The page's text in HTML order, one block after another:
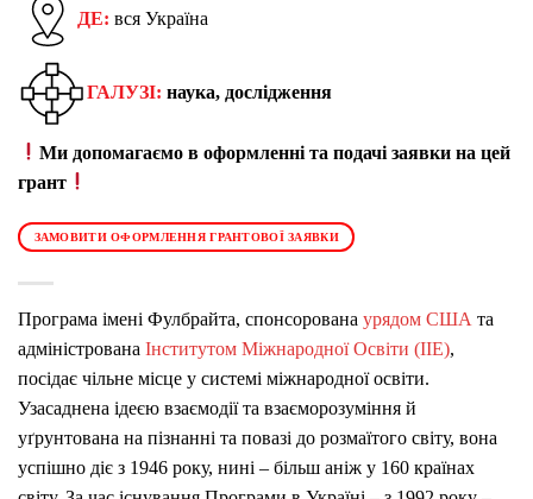
ДЕ: вся Україна
ГАЛУЗІ: наука, дослідження
Ми допомагаємо в оформленні та подачі заявки на цей
грант
ЗАМОВИТИ ОФОРМЛЕННЯ ГРАНТОВОЇ ЗАЯВКИ
Програма імені Фулбрайта, спонсорована урядом США та
адміністрована Інститутом Міжнародної Освіти (IIE),
посідає чільне місце у системі міжнародної освіти.
Узасаднена ідеєю взаємодії та взаєморозуміння й
уґрунтована на пізнанні та повазі до розмаїтого світу, вона
успішно діє з 1946 року, нині – більш аніж у 160 країнах